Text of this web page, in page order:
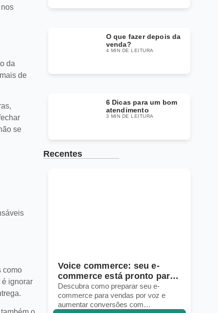
da
de
se
como
é ignorar
O que fazer depois da
venda?
4 MIN DE LEITURA
6 Dicas para um bom
atendimento
3 MIN DE LEITURA
Recentes
Voice commerce: seu e-
está pronto para
por voz?
como preparar seu e-
para vendas por voz e
aumentar conversões com
10
a logística
globais
Descubra
gerenciar frete,